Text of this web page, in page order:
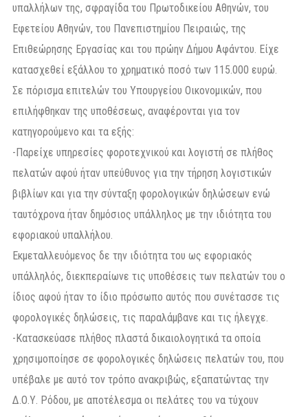
υπαλλήλων της, σφραγίδα του Πρωτοδικείου Αθηνών, του
Εφετείου Αθηνών, του Πανεπιστηµίου Πειραιώς, της
Επιθεώρησης Εργασίας και του πρώην Δήµου Αφάντου. Είχε
κατασχεθεί εξάλλου το χρηματικό ποσό των 115.000 ευρώ.
Σε πόρισμα επιτελών του Υπουργείου Οικονομικών, που
επιλήφθηκαν της υποθέσεως, αναφέρονται για τον
κατηγορούμενο και τα εξής:
-Παρείχε υπηρεσίες φοροτεχνικού και λογιστή σε πλήθος
πελατών αφού ήταν υπεύθυνος για την τήρηση λογιστικών
βιβλίων και για την σύνταξη φορολογικών δηλώσεων ενώ
ταυτόχρονα ήταν δημόσιος υπάλληλος με την ιδιότητα του
εφοριακού υπαλλήλου.
Εκμεταλλευόμενος δε την ιδιότητα του ως εφοριακός
υπάλληλός, διεκπεραίωνε τις υποθέσεις των πελατών του ο
ίδιος αφού ήταν το ίδιο πρόσωπο αυτός που συνέτασσε τις
φορολογικές δηλώσεις, τις παραλάμβανε και τις ήλεγχε.
-Κατασκεύασε πλήθος πλαστά δικαιολογητικά τα οποία
χρησιμοποίησε σε φορολογικές δηλώσεις πελατών του, που
υπέβαλε με αυτό τον τρόπο ανακριβώς, εξαπατώντας την
Δ.Ο.Υ. Ρόδου, με αποτέλεσμα οι πελάτες του να τύχουν